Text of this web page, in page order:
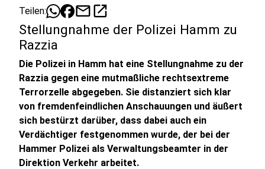
Teilen: mailopen_in_new
Stellungnahme der Polizei Hamm zu
Razzia
Die Polizei in Hamm hat eine Stellungnahme zu der
Razzia gegen eine mutmaßliche rechtsextreme
Terrorzelle abgegeben. Sie distanziert sich klar
von fremdenfeindlichen Anschauungen und äußert
sich bestürzt darüber, dass dabei auch ein
Verdächtiger festgenommen wurde, der bei der
Hammer Polizei als Verwaltungsbeamter in der
Direktion Verkehr arbeitet.